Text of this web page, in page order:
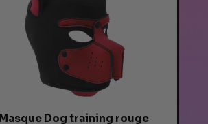
Masque Dog training rouge